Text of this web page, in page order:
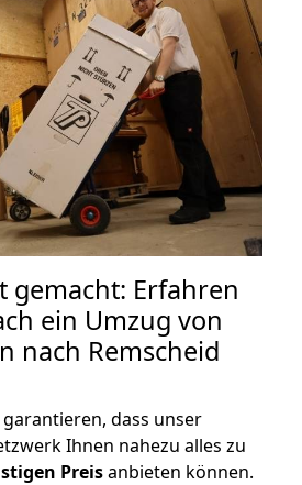
gemacht: Erfahren
ein Umzug von
nach Remscheid
dass unser
Ihnen nahezu alles zu
Preisanbieten können.